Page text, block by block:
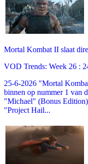
Mortal Kombat II slaat
VOD Trends: Week 26 :
25-6-2026 "Mortal
binnen op nummer 1 van
"Michael" (Bonus
"Project Hail...